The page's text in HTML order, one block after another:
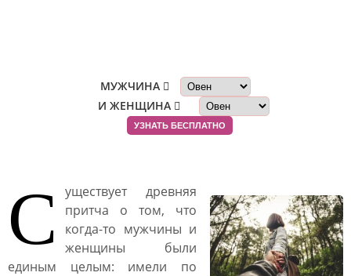
МУЖЧИНА
И ЖЕНЩИНА
УЗНАТЬ БЕСПЛАТНО
С
уществует древняя
притча о том, что
когда-то мужчины и
женщины были
единым целым: имели по